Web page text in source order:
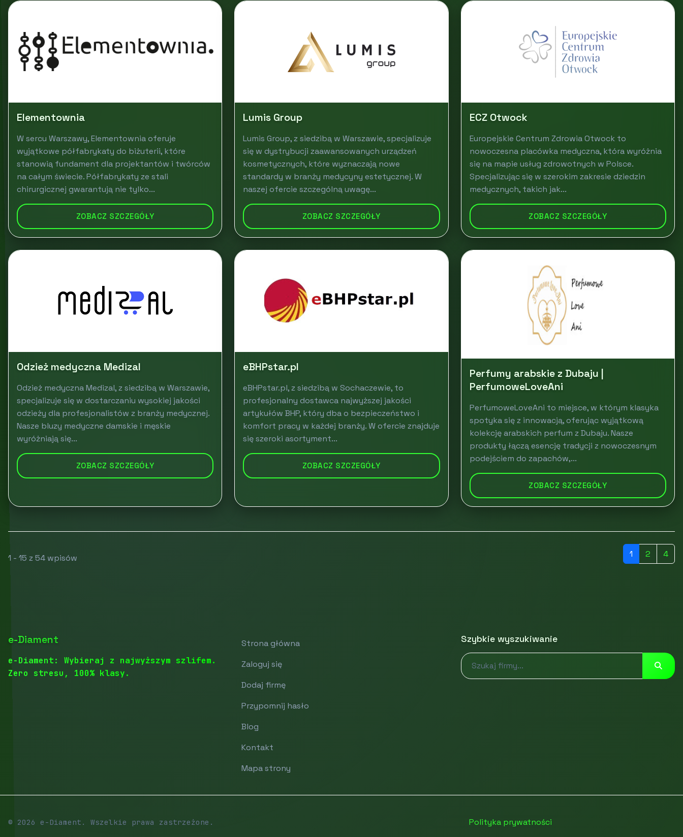
Elementownia
W sercu Warszawy, Elementownia oferuje
wyjątkowe półfabrykaty do biżuterii, które
stanowią fundament dla projektantów i twórców
na całym świecie. Półfabrykaty ze stali
chirurgicznej gwarantują nie tylko...
ZOBACZ SZCZEGÓŁY
Lumis Group
Lumis Group, z siedzibą w Warszawie, specjalizuje
się w dystrybucji zaawansowanych urządzeń
kosmetycznych, które wyznaczają nowe
standardy w branży medycyny estetycznej. W
naszej ofercie szczególną uwagę...
ZOBACZ SZCZEGÓŁY
ECZ Otwock
Europejskie Centrum Zdrowia Otwock to
nowoczesna placówka medyczna, która wyróżnia
się na mapie usług zdrowotnych w Polsce.
Specjalizując się w szerokim zakresie dziedzin
medycznych, takich jak...
ZOBACZ SZCZEGÓŁY
Odzież medyczna Medizal
Odzież medyczna Medizal, z siedzibą w Warszawie,
specjalizuje się w dostarczaniu wysokiej jakości
odzieży dla profesjonalistów z branży medycznej.
Nasze bluzy medyczne damskie i męskie
wyróżniają się...
ZOBACZ SZCZEGÓŁY
eBHPstar.pl
eBHPstar.pl, z siedzibą w Sochaczewie, to
profesjonalny dostawca najwyższej jakości
artykułów BHP, który dba o bezpieczeństwo i
komfort pracy w każdej branży. W ofercie znajduje
się szeroki asortyment...
ZOBACZ SZCZEGÓŁY
Perfumy arabskie z Dubaju |
PerfumoweLoveAni
PerfumoweLoveAni to miejsce, w którym klasyka
spotyka się z innowacją, oferując wyjątkową
kolekcję arabskich perfum z Dubaju. Nasze
produkty łączą esencję tradycji z nowoczesnym
podejściem do zapachów,...
ZOBACZ SZCZEGÓŁY
1 - 15 z 54 wpisów 1 2 4
e-Diament
e-Diament: Wybieraj z najwyższym szlifem.
Zero stresu, 100% klasy.
Strona główna
Zaloguj się
Dodaj firmę
Przypomnij hasło
Blog
Kontakt
Mapa strony
Szybkie wyszukiwanie
© 2026 e-Diament. Wszelkie prawa zastrzeżone. Polityka prywatności